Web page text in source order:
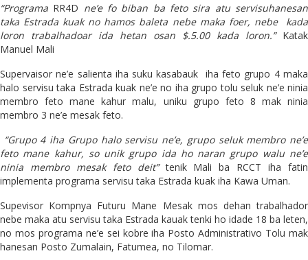
“Programa RR4D ne’e fo biban ba feto sira atu servisuhanesan
taka Estrada kuak no hamos baleta nebe maka foer, nebe kada
loron trabalhadoar ida hetan osan $.5.00 kada loron.”Katak
Manuel Mali
Supervaisor ne’e salienta iha suku kasabauk iha feto grupo 4 maka
halo servisu taka Estrada kuak ne’e no iha grupo tolu seluk ne’e ninia
membro feto mane kahur malu, uniku grupo feto 8 mak ninia
membro 3 ne’e mesak feto.
“Grupo 4 iha Grupo halo servisu ne’e, grupo seluk membro ne’e
feto mane kahur, so unik grupo ida ho naran grupo walu ne’e
ninia membro mesak feto deit”tenik Mali ba RCCT iha fatin
implementa programa servisu taka Estrada kuak iha Kawa Uman.
Supevisor Kompnya Futuru Mane Mesak mos dehan trabalhador
nebe maka atu servisu taka Estrada kauak tenki ho idade 18 ba leten,
no mos programa ne’e sei kobre iha Posto Administrativo Tolu mak
hanesan Posto Zumalain, Fatumea, no Tilomar.